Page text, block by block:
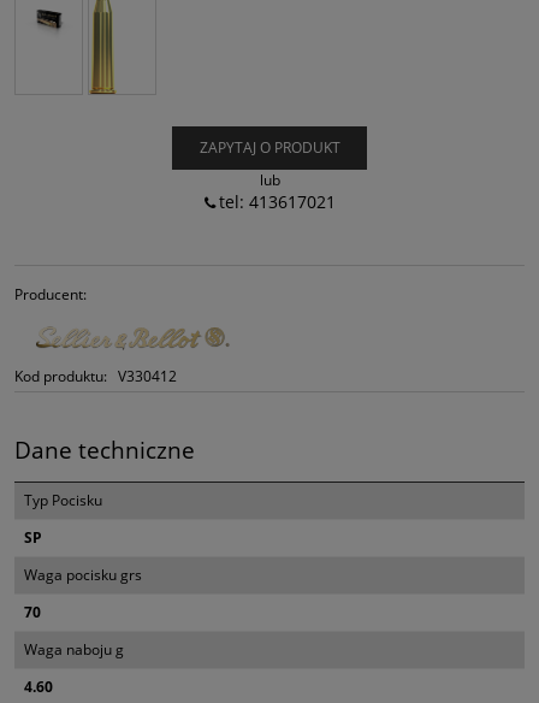
ZAPYTAJ O PRODUKT
lub
tel: 413617021
Producent:
Kod produktu: V330412
Dane techniczne
Typ Pocisku
SP
Waga pocisku grs
70
Waga naboju g
4.60